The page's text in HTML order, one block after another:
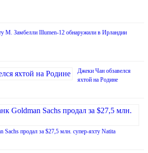
М. Замбелли Illumen-12 обнаружили в Ирландии
Джеки Чан обзавелся
яхтой на Родине
Sachs продал за $27,5 млн. супер-яхту Natita